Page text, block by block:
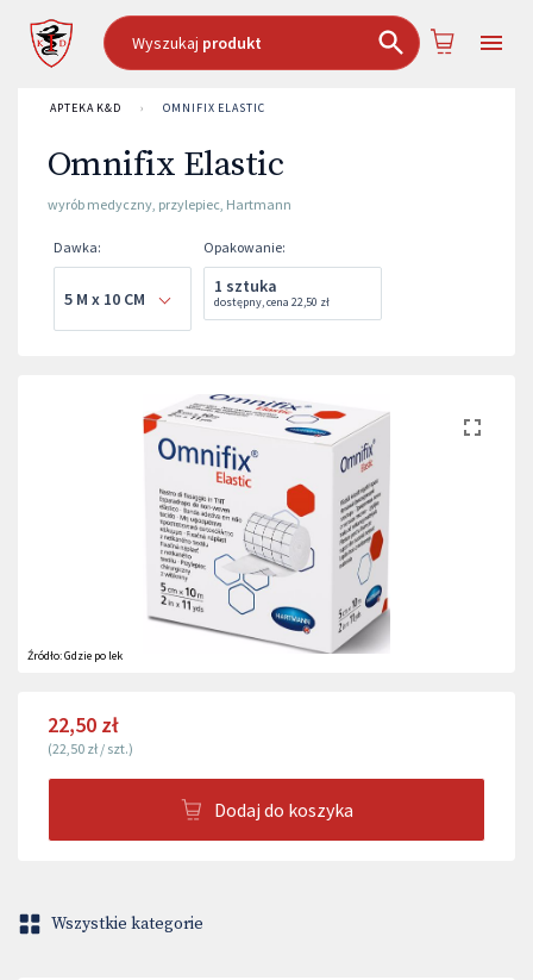
Wyszukaj produkt
APTEKA K&D › OMNIFIX ELASTIC
Omnifix Elastic
wyrób medyczny, przylepiec, Hartmann
Dawka:
5 M x 10 CM
Opakowanie:
1 sztuka
dostępny,cena 22,50 zł
Źródło:Gdzie po lek
22,50 zł
(22,50 zł / szt.)
Dodaj do koszyka
Wszystkie kategorie